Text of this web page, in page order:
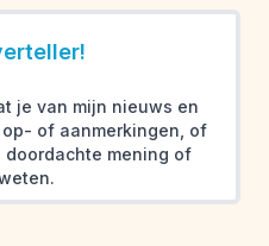
je van mijn nieuws en
of aanmerkingen, of
mening of